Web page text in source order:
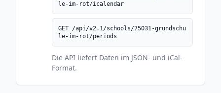
le-im-rot/icalendar
GET /api/v2.1/schools/75031-grundschu
le-im-rot/periods
Die API liefert Daten im JSON- und iCal-
Format.